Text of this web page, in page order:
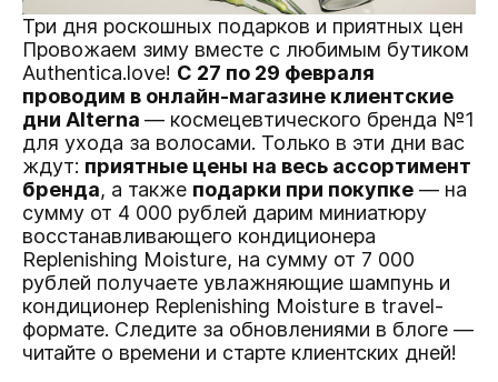
Три дня роскошных подарков и приятных цен
Провожаем зиму вместе с любимым бутиком
Authentica.love! С 27 по 29 февраля
проводим в онлайн-магазине клиентские
дни Alterna — космецевтического бренда №1
для ухода за волосами. Только в эти дни вас
ждут: приятные цены на весь ассортимент
бренда, а также подарки при покупке — на
сумму от 4 000 рублей дарим миниатюру
восстанавливающего кондиционера
Replenishing Moisture, на сумму от 7 000
рублей получаете увлажняющие шампунь и
кондиционер Replenishing Moisture в travel-
формате. Следите за обновлениями в блоге —
читайте о времени и старте клиентских дней!